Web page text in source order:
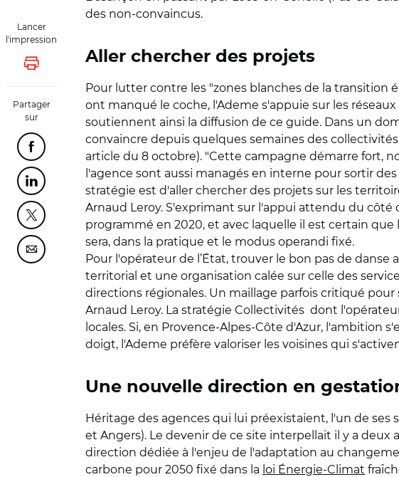
Lancer
l'impression
Lancer l'impression
Partager
sur
Partager cette page sur Facebook
Partager cette page sur Linkedin
Partager cette page sur Twitter
Partager cette page sur Courriel
des non-convaincus.
Aller chercher des projets
Pour lutter contre les "zones blanches de la
ont manqué le coche, l'Ademe s'appuie sur les
soutiennent ainsi la diffusion de ce guide. Dans un
convaincre depuis quelques semaines des
article du 8 octobre). "Cette campagne démarre fort,
l'agence sont aussi managés en interne pour sortir
stratégie est d'aller chercher des projets sur les
Arnaud Leroy. S'exprimant sur l'appui attendu du côté
programmé en 2020, et avec laquelle il est certain
sera, dans la pratique et le modus operandi fixé.
Pour l'opérateur de l’État, trouver le bon pas de
territorial et une organisation calée sur celle des
directions régionales. Un maillage parfois critiqué
Arnaud Leroy. La stratégie Collectivités dont
locales. Si, en Provence-Alpes-Côte d'Azur, l'ambition
doigt, l'Ademe préfère valoriser les voisines qui
Une nouvelle direction en
Héritage des agences qui lui préexistaient, l'un de
et Angers). Le devenir de ce site interpellait il y a deux
direction dédiée à l'enjeu de l'adaptation au
carbone pour 2050 fixé dans la loi Énergie-Climat